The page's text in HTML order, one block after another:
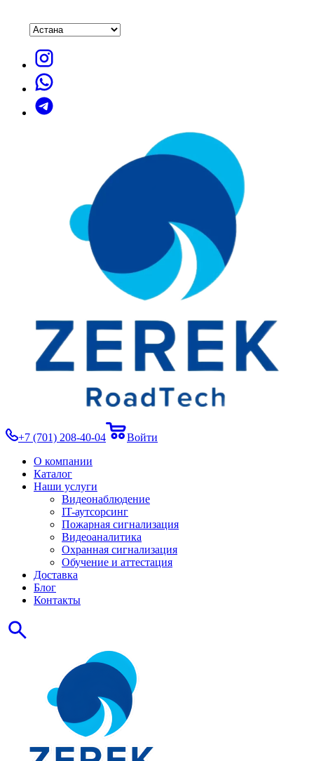
+7 (701) 208-40-04
Войти
О компании
Каталог
Наши услуги
Видеонаблюдение
IT-аутсорсинг
Пожарная сигнализация
Видеоаналитика
Охранная сигнализация
Обучение и аттестация
Доставка
Блог
Контакты